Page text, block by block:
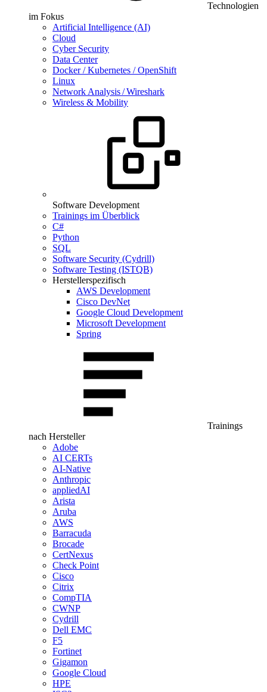
Technologien
im Fokus
Artificial Intelligence (AI)
Cloud
Cyber Security
Data Center
Docker / Kubernetes / OpenShift
Linux
Network Analysis / Wireshark
Wireless & Mobility
Software Development
Trainings im Überblick
C#
Python
SQL
Software Security (Cydrill)
Software Testing (ISTQB)
Herstellerspezifisch
AWS Development
Cisco DevNet
Google Cloud Development
Microsoft Development
Spring
Trainings
nach Hersteller
Adobe
AI CERTs
AI-Native
Anthropic
appliedAI
Arista
Aruba
AWS
Barracuda
Brocade
CertNexus
Check Point
Cisco
Citrix
CompTIA
CWNP
Cydrill
Dell EMC
F5
Fortinet
Gigamon
Google Cloud
HPE